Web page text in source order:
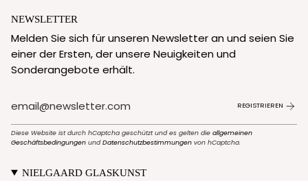
NEWSLETTER
Melden Sie sich für unseren Newsletter an und seien Sie
einer der Ersten, der unsere Neuigkeiten und
Sonderangebote erhält.
REGISTRIEREN
Diese Website ist durch hCaptcha geschützt und es gelten die allgemeinen
Geschäftsbedingungen undDatenschutzbestimmungen von hCaptcha.
NIELGAARD GLASKUNST